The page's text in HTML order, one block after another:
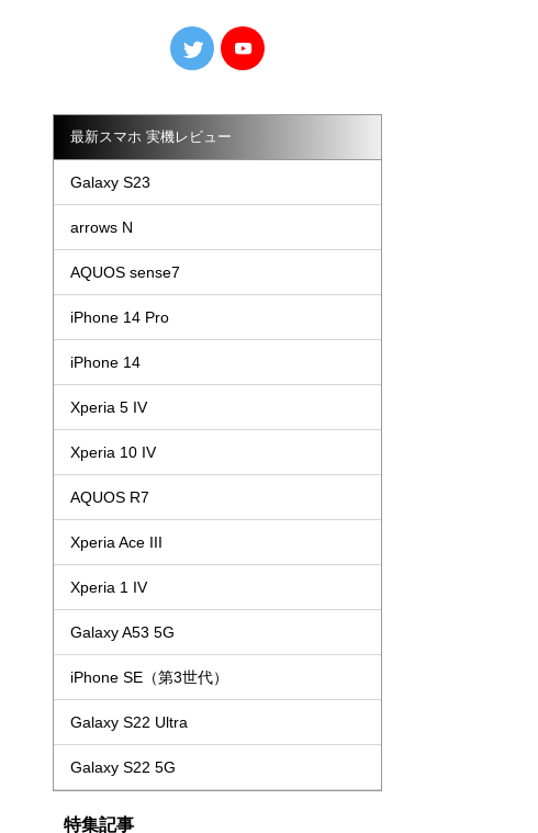
最新スマホ 実機レビュー
Galaxy S23
arrows N
AQUOS sense7
iPhone 14 Pro
iPhone 14
Xperia 5 IV
Xperia 10 IV
AQUOS R7
Xperia Ace III
Xperia 1 IV
Galaxy A53 5G
iPhone SE（第3世代）
Galaxy S22 Ultra
Galaxy S22 5G
特集記事